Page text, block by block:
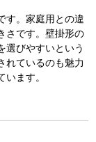
す。家庭用との違
さです。壁掛形の
選びやすいという
れているのも魅力
ます。